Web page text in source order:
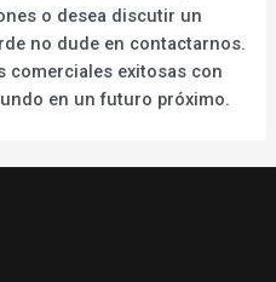
o desea discutir un
no dude en contactarnos.
comerciales exitosas con
en un futuro próximo.